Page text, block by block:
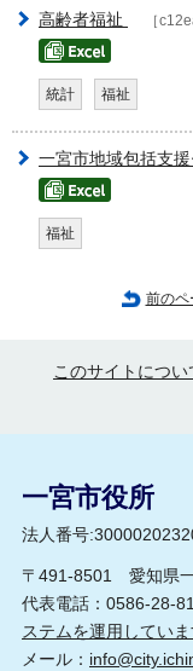
高齢者福祉 ［
統計 福祉
一宮市地域包括支
福祉
前のペ
このサイトについ
一宮市役所
法人番号
〒491-8501 愛知県
代表電話：0586-28-
ステムを運用していま
メール：